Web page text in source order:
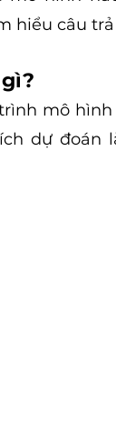
hiểu câu
mô
dự